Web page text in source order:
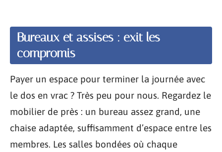
Bureaux et assises : exit les
compromis
Payer un espace pour terminer la journée avec
le dos en vrac ? Très peu pour nous. Regardez le
mobilier de près : un bureau assez grand, une
chaise adaptée, suffisamment d’espace entre les
membres. Les salles bondées où chaque